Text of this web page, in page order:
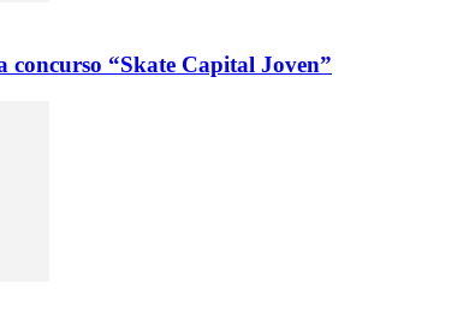
concurso “Skate Capital Joven”